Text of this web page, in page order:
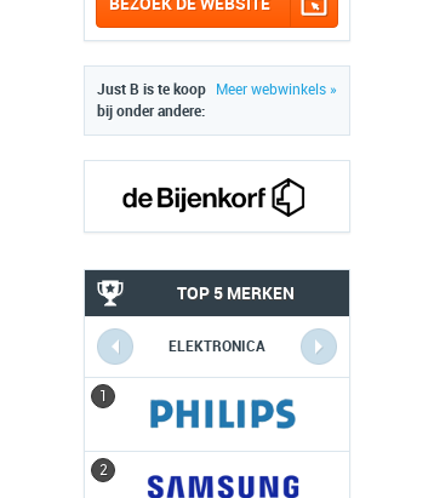
Meer webwinkels »
Just B is te koop
bij onder andere:
TOP 5 MERKEN
ELEKTRONICA
1
2